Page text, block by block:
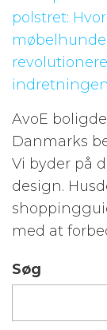
polstret:
møbelhunde
indretningen
AvoE
Danmarks
Vi byder på
design.
med at
Søg